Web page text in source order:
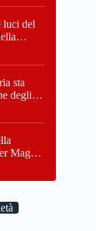
luci del
sta
degli
Magyar